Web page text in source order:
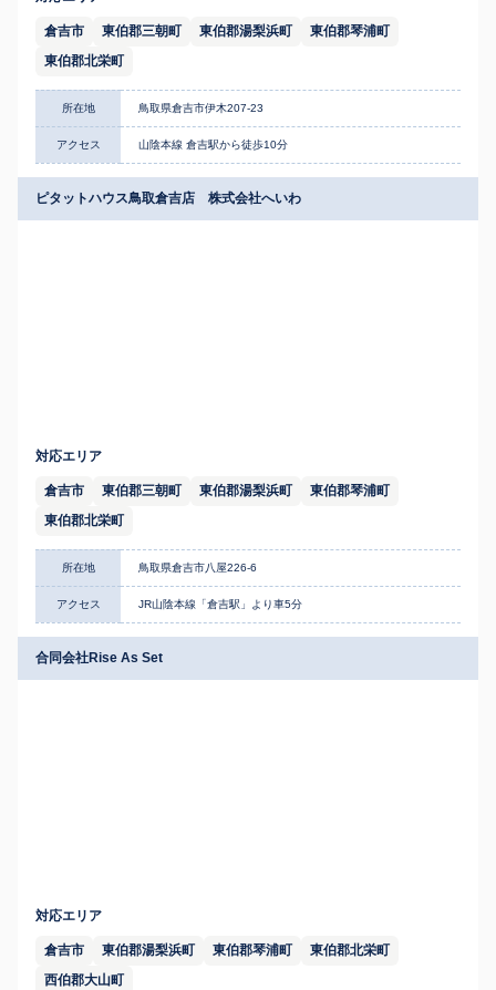
倉吉市 東伯郡三朝町 東伯郡湯梨浜町
東伯郡琴浦町
東伯郡北栄町
所在地 鳥取県倉吉市伊木207-23
アクセス 山陰本線 倉吉駅から徒歩10分
ピタットハウス鳥取倉吉店 株式会社へいわ
対応エリア
倉吉市 東伯郡三朝町 東伯郡湯梨浜町
東伯郡琴浦町
東伯郡北栄町
所在地 鳥取県倉吉市八屋226-6
アクセス JR山陰本線「倉吉駅」より車5分
合同会社Rise As Set
対応エリア
倉吉市 東伯郡湯梨浜町 東伯郡琴浦町
東伯郡北栄町
西伯郡大山町